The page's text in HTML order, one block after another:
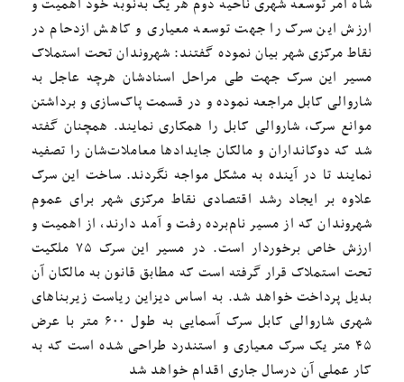
ارزش این سرک را جهت توسعه معیاری و کاهش ازدحام در
نقاط مرکزی شهر بیان نموده گفتند: شهروندان تحت استملاک
مسیر این سرک جهت طی مراحل اسنادشان هرچه عاجل به
شاروالی کابل مراجعه نموده و در قسمت پاک‌سازی و برداشتن
موانع سرک،‌ شاروالی کابل را همکاری نمایند. همچنان گفته
شد که دوکانداران و مالکان جایدادها معاملات‌شان را تصفیه
نمایند تا در آینده به مشکل مواجه نگردند. ساخت این سرک
علاوه بر ایجاد رشد اقتصادی نقاط مرکزی شهر برای عموم
شهروندان که از مسیر نام‌برده رفت و آمد دارند، از اهمیت و
ارزش خاص برخوردار است. در مسیر این سرک ۷۵ ملکیت
تحت استملاک قرار گرفته است که مطابق قانون به مالکان آن
بدیل پرداخت خواهد شد. به اساس دیزاین ریاست زیربناهای
شهری شاروالی کابل سرک آسمایی به طول ۶۰۰ متر با عرض
۴۵ متر یک سرک معیاری و استندرد طراحی شده است که به
کار عملی آن درسال جاری اقدام خواهد شد